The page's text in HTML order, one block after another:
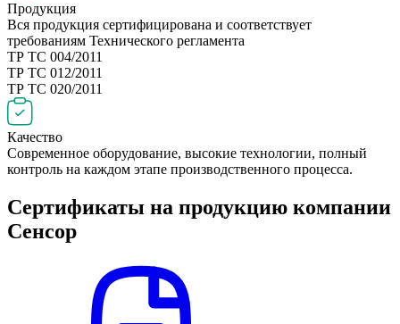
Продукция
Вся продукция сертифицирована и соответствует
требованиям Технического регламента
ТР ТС 004/2011
ТР ТС 012/2011
ТР ТС 020/2011
Качество
Современное оборудование, высокие технологии, полный
контроль на каждом этапе производственного процесса.
Сертификаты на продукцию компании
Сенсор